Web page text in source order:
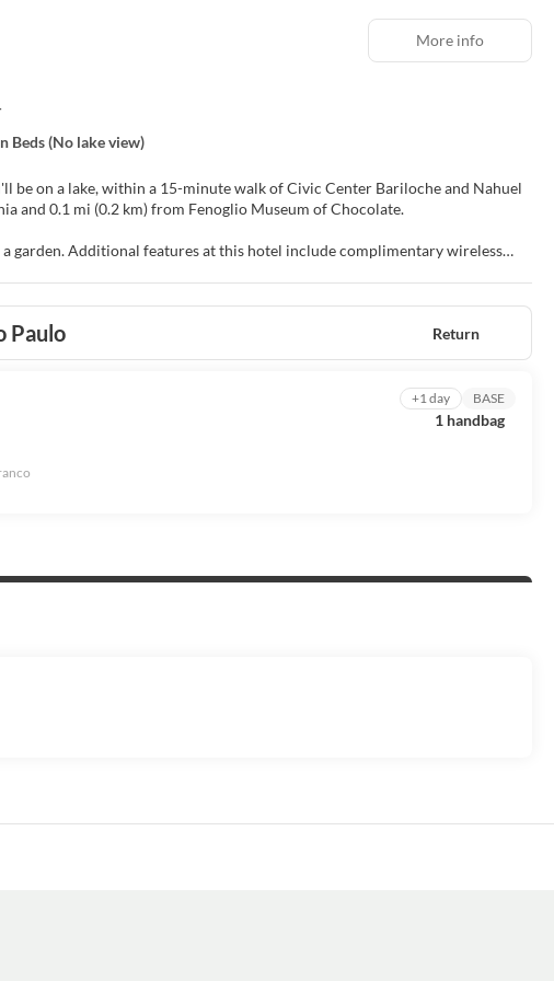
Beds (No lake view)
be on a lake, within a 15-minute walk of Civic Center Bariloche and Nahuel
and 0.1 mi (0.2 km) from Fenoglio Museum of Chocolate.
garden. Additional features at this hotel include complimentary wireless
screen televisions. Complimentary wireless internet access keeps you
bathrooms with showers feature complimentary toiletries and hair dryers.
buffet breakfast is served daily from 7:00 AM to 10:00 AM.
More info
Paulo Return
+1 day BASE
1 handbag